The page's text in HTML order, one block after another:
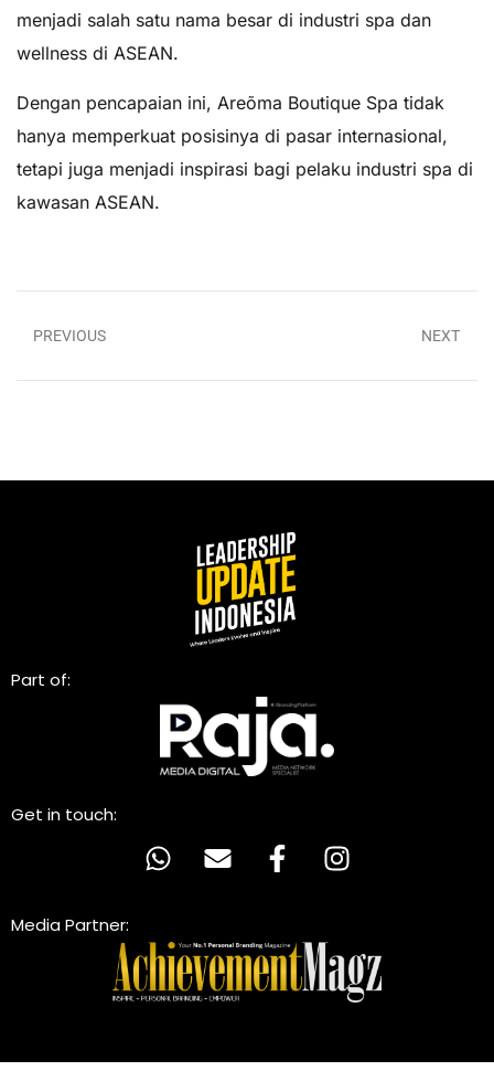
menjadi salah satu nama besar di industri spa dan
wellness di ASEAN.
Dengan pencapaian ini, Areõma Boutique Spa tidak
hanya memperkuat posisinya di pasar internasional,
tetapi juga menjadi inspirasi bagi pelaku industri spa di
kawasan ASEAN.
PREVIOUS NEXT
Part of:
Get in touch:
Media Partner: